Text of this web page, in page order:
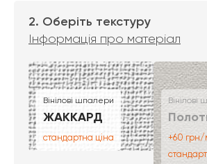
2. Оберіть текстуру
Інформація про матеріал
Вінілові шпалери
ЖАККАРД
стандартна ціна
Вінілові
+60 грн/